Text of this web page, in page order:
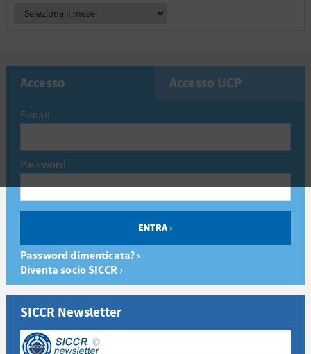
Accesso Accesso UCP
E-mail
Password
Password dimenticata? ›
Diventa socio SICCR ›
SICCR Newsletter